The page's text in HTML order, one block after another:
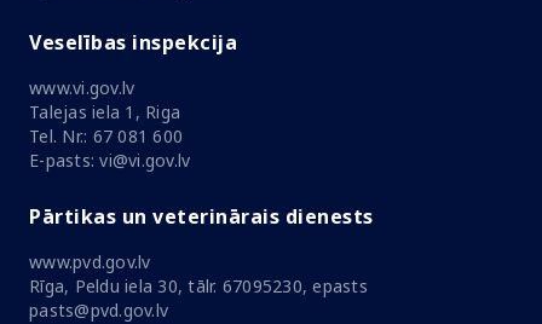
Veselības inspekcija
www.vi.gov.lv
Talejas iela 1, Riga
Tel. Nr.: 67 081 600
E-pasts: vi@vi.gov.lv
Pārtikas un veterinārais dienests
www.pvd.gov.lv
Rīga, Peldu iela 30, tālr. 67095230, epasts
pasts@pvd.gov.lv